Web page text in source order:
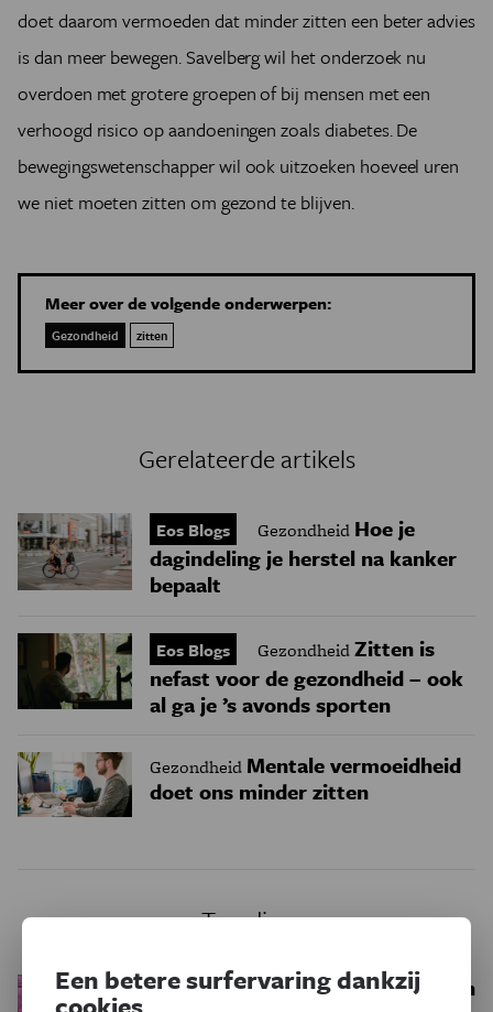
doet daarom vermoeden dat minder zitten een beter advies
is dan meer bewegen. Savelberg wil het onderzoek nu
overdoen met grotere groepen of bij mensen met een
verhoogd risico op aandoeningen zoals diabetes. De
bewegingswetenschapper wil ook uitzoeken hoeveel uren
we niet moeten zitten om gezond te blijven.
Meer over de volgende onderwerpen:
Gezondheid zitten
Gerelateerde artikels
Eos Blogs Gezondheid Hoe je
dagindeling je herstel na kanker
bepaalt
Eos Blogs GezondheidZitten is
nefast voor de gezondheid – ook
al ga je ’s avonds sporten
Gezondheid Mentale vermoeidheid
doet ons minder zitten
Trending
RuimteEen bakkerij op 400 miljoen
Een betere surfervaring dankzij